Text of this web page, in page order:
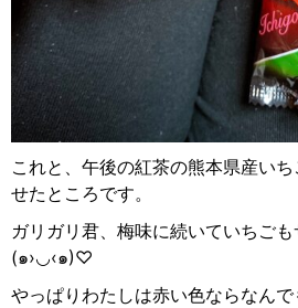
これと、午後の紅茶の熊本県産い
せたところです。
ガリガリ君、梅味に続いていちご
(๑›◡‹๑)♡
やっぱりわたしは赤い色ならなん